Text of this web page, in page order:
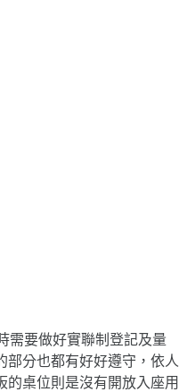
需要做好實聯制登記及量
部分也都有好好遵守，依人
的桌位則是沒有開放入座用